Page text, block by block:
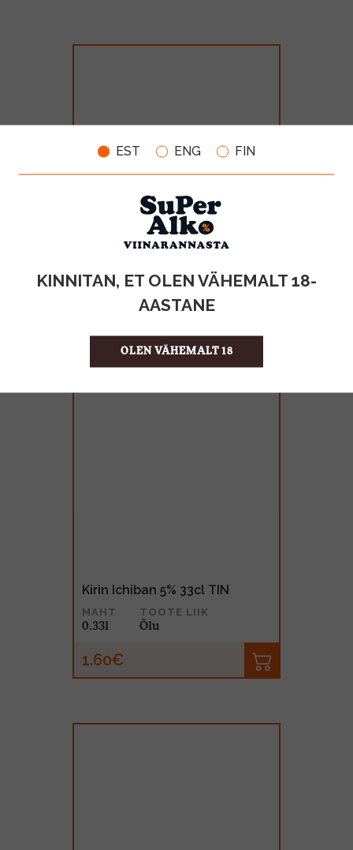
EST ENG FIN
KINNITAN, ET OLEN VÄHEMALT 18-
AASTANE
OLEN VÄHEMALT 18
St. Louis Kriek Lambic 4% 25cl
MAHT
0.25l
TOOTE LIIK
Õlu
Kirin Ichiban 5% 33cl TIN
MAHT
0.33l
TOOTE LIIK
Õlu
1.60€